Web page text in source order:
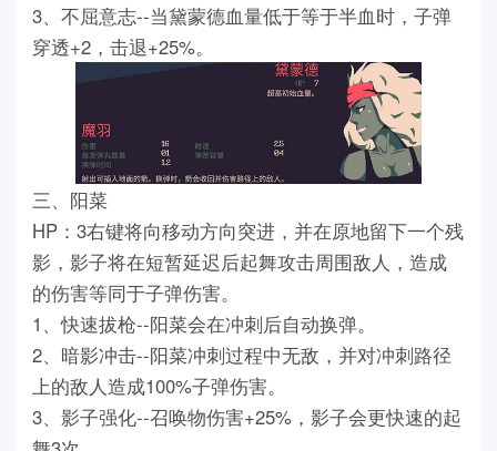
3、不屈意志--当黛蒙德血量低于等于半血时，子弹
穿透+2，击退+25%。
三、阳菜
HP：3右键将向移动方向突进，并在原地留下一个残
影，影子将在短暂延迟后起舞攻击周围敌人，造成
的伤害等同于子弹伤害。
1、快速拔枪--阳菜会在冲刺后自动换弹。
2、暗影冲击--阳菜冲刺过程中无敌，并对冲刺路径
上的敌人造成100%子弹伤害。
3、影子强化--召唤物伤害+25%，影子会更快速的起